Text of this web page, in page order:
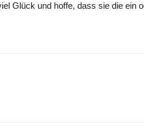
Glück und hoffe, dass sie die ein